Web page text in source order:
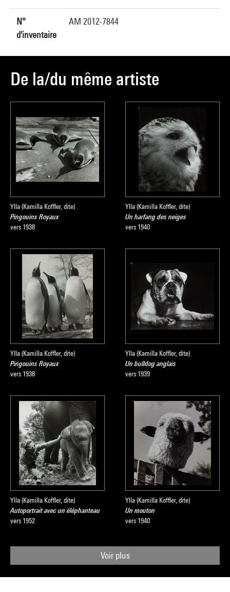
N°
d'inventaire
AM 2012-7844
De la/du même artiste
Ylla (Kamilla Koffler, dite)
Pingouins Royaux
vers 1938
Ylla (Kamilla Koffler, dite)
Un harfang des neiges
vers 1940
Ylla (Kamilla Koffler, dite)
Pingouins Royaux
vers 1938
Ylla (Kamilla Koffler, dite)
Un bulldog anglais
vers 1939
Ylla (Kamilla Koffler, dite)
Autoportrait avec un éléphanteau
vers 1952
Ylla (Kamilla Koffler, dite)
Un mouton
vers 1940
Voir plus